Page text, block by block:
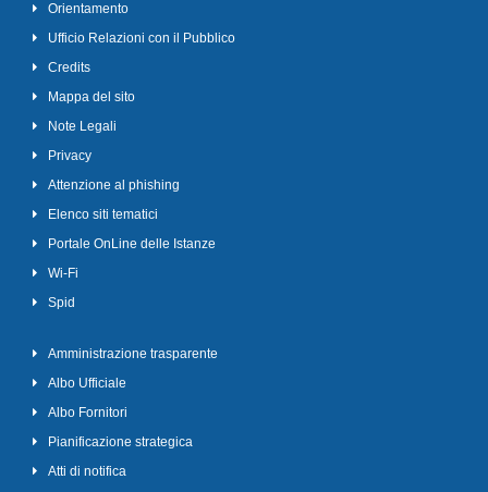
Orientamento
Ufficio Relazioni con il Pubblico
Credits
Mappa del sito
Note Legali
Privacy
Attenzione al phishing
Elenco siti tematici
Portale OnLine delle Istanze
Wi-Fi
Spid
Amministrazione trasparente
Albo Ufficiale
Albo Fornitori
Pianificazione strategica
Atti di notifica